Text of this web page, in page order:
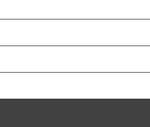
將原本靜止的圖畫描繪出動態，是